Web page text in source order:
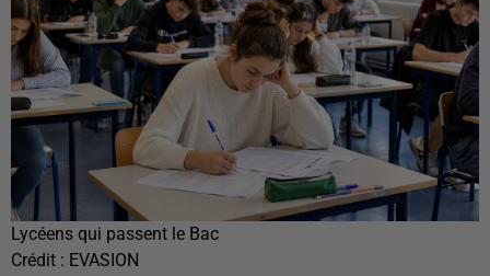
Lycéens qui passent le Bac
Crédit : EVASION